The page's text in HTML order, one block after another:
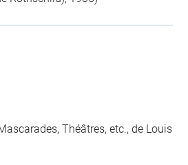
Théâtres, etc., de Louis